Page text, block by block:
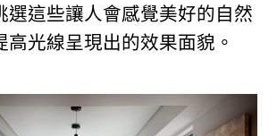
選這些讓人會感覺美好的自然
高光線呈現出的效果面貌。